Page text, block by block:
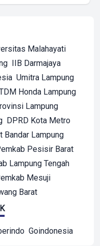
Malahayati
IIB Darmajaya
Umitra Lampung
Honda Lampung
Lampung
DPRD Kota Metro
Bandar Lampung
Pesisir Barat
Lampung Tengah
Mesuji
Barat
Goindonesia